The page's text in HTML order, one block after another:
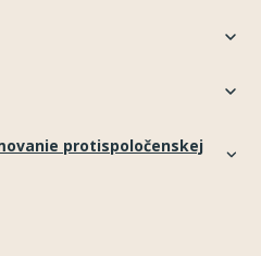
protispoločenskej